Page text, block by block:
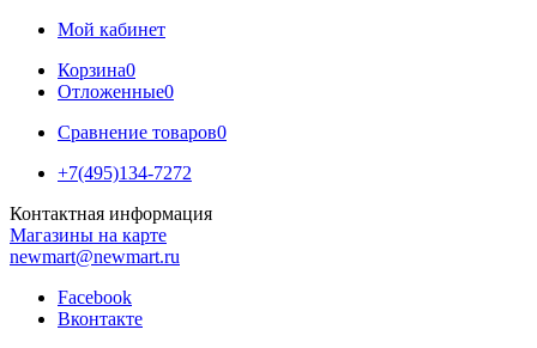
Мой кабинет
Корзина0
Отложенные0
Сравнение товаров0
+7(495)134-7272
Контактная информация
Магазины на карте
newmart@newmart.ru
Facebook
Вконтакте